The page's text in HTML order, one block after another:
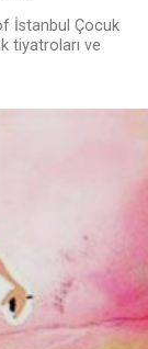
İstanbul Çocuk
tiyatroları ve